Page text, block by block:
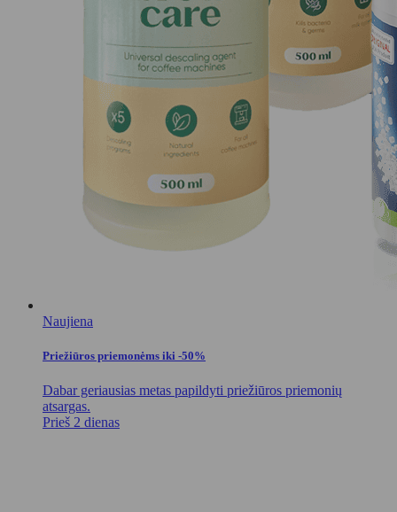
Naujiena
Priežiūros priemonėms iki -50%
Dabar geriausias metas papildyti priežiūros priemonių
atsargas.
Prieš 2 dienas